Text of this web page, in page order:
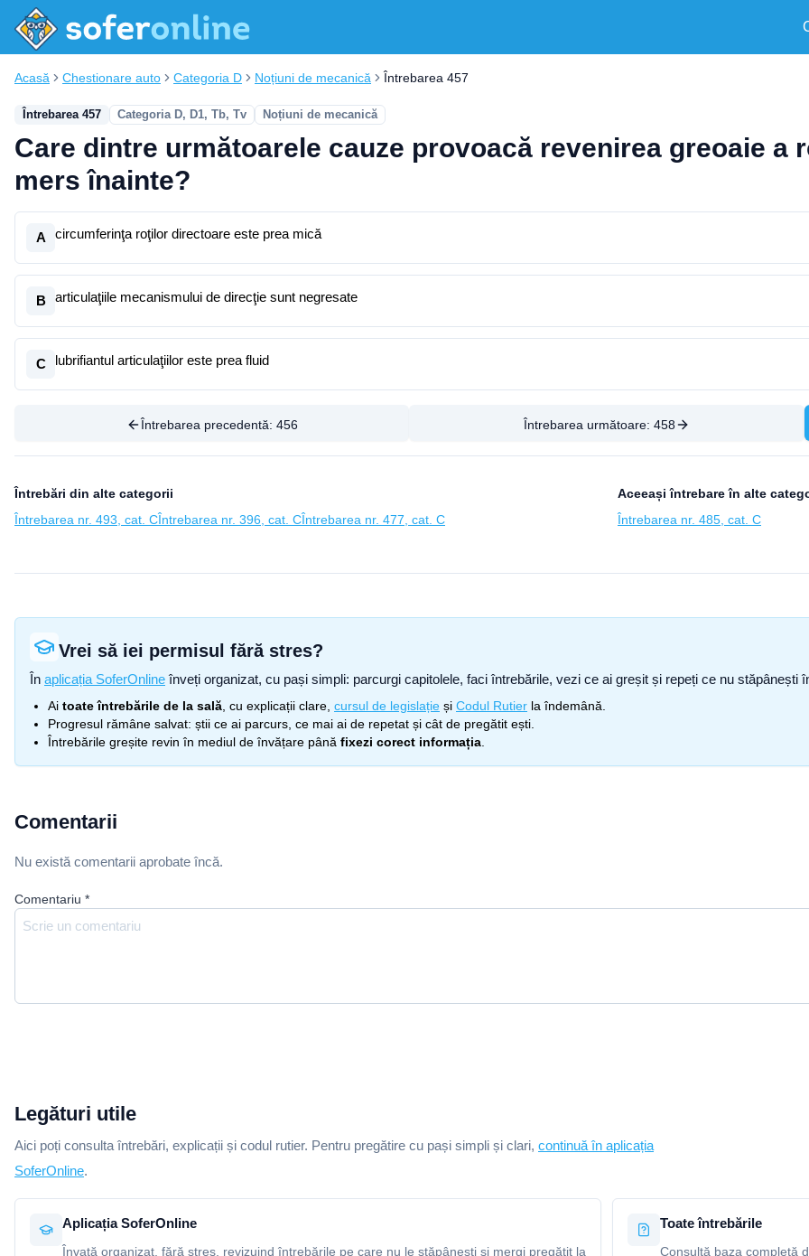
Acasă Chestionare auto Categoria D Noțiuni de mecanică Întrebarea 457
Întrebarea 457 Categoria D, D1, Tb, Tv Noțiuni de mecanică
Care dintre următoarele cauze provoacă revenirea greoaie a
mers înainte?
A circumferinţa roţilor directoare este prea mică
B articulaţiile mecanismului de direcţie sunt negresate
C lubrifiantul articulaţiilor este prea fluid
Întrebarea precedentă: 456 Întrebarea următoare: 458
Întrebări din alte categorii
Întrebarea nr. 493, cat. CÎntrebarea nr. 396, cat. CÎntrebarea nr. 477, cat. C
Aceeași întrebare în alte
Întrebarea nr. 485, cat. C
Vrei să iei permisul fără stres?
În aplicația SoferOnline înveți organizat, cu pași simpli: parcurgi capitolele, faci întrebările, vezi ce ai greșit și repeți ce nu
Ai toate întrebările de la sală , cu explicații clare, cursul de legislație și Codul Rutier la îndemână.
Progresul rămâne salvat: știi ce ai parcurs, ce mai ai de repetat și cât de pregătit ești.
Întrebările greșite revin în mediul de învățare până fixezi corect informația
Comentarii
Nu există comentarii aprobate încă.
Comentariu *
Legături utile
Aici poți consulta întrebări, explicații și codul rutier. Pentru pregătire cu pași simpli și clari, continuă în aplicația
SoferOnline.
Aplicația SoferOnline
Învață organizat, fără stres, revizuind întrebările pe care nu le stăpânești și mergi pregătit la
Toate întrebările
Consultă baza completă